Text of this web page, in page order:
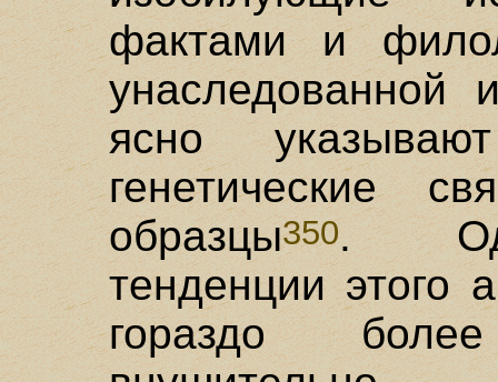
фактами и
унаследованной
ясно
генетические
образцы350.
тенденции этого
гораздо